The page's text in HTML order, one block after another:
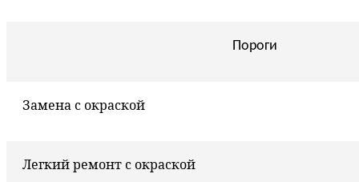
Пороги
Замена с окраской
Легкий ремонт с окраской